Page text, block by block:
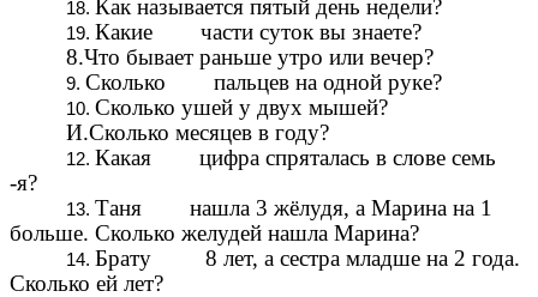
Как называется пятый день недели?
Какие части суток вы знаете?
8.Что бывает раньше утро или вечер?
Сколько пальцев на одной руке?
Сколько ушей у двух мышей?
И.Сколько месяцев в году?
Какая цифра спряталась в слове семь
-я?
Таня нашла 3 жёлудя, а Марина на 1
больше. Сколько желудей нашла Марина?
Брату 8 лет, а сестра младше на 2 года.
Сколько ей лет?